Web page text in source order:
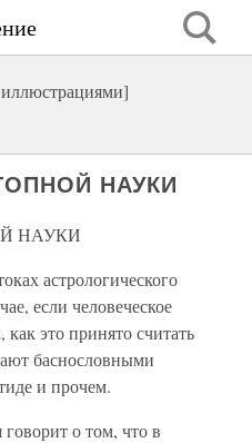
НАУКИ
НАУКИ
астрологического
если человеческое
как это принято считать
баснословными
и прочем.
о том, что в